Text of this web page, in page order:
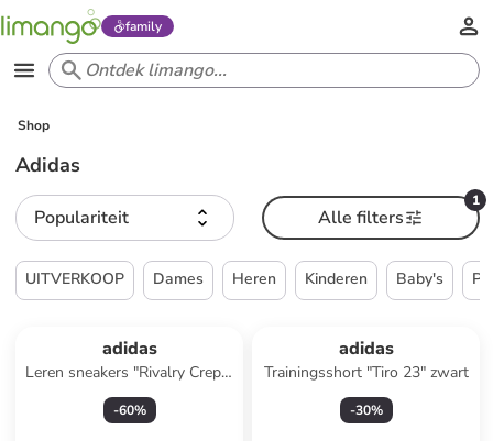
family
Shop
Adidas
Populariteit
1
Alle filters
UITVERKOOP Dames Heren Kinderen Baby's
adidas
Leren sneakers "Rivalry Crepe"
lichtbruin
-60%
adidas
Trainingsshort "Tiro 23" zwart
-30%